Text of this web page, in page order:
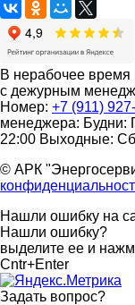
В нерабочее время
с дежурным
Номер: +7 (911)
менеджера: Будни:
22:00 Выходные: Сб
© АРК
Нашли ошибку на
Нашли ошибку?
выделите ее и
Cntr+Enter
Задать вопрос?